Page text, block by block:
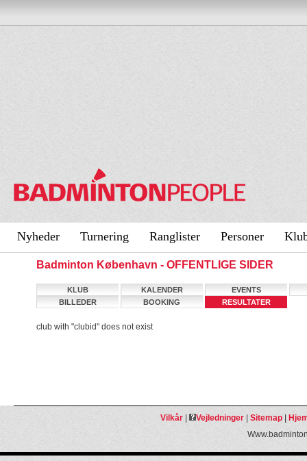
Nyheder Turnering Ranglister Personer
Badminton København - OFFENTLIGE SIDER
KLUB KALENDER
EVENTS
BILLEDER
BOOKING RESULTATER
club with "clubid" does not exist
Vilkår| Vejledninger| Sitemap|